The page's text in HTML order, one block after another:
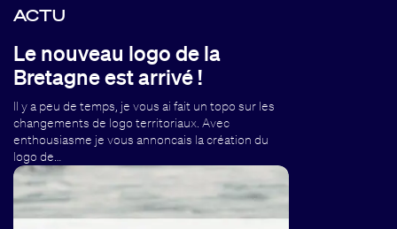
ACTU
Le nouveau logo de la
Bretagne est arrivé !
Il y a peu de temps, je vous ai fait un topo sur les
changements de logo territoriaux. Avec
enthousiasme je vous annoncais la création du
logo de…